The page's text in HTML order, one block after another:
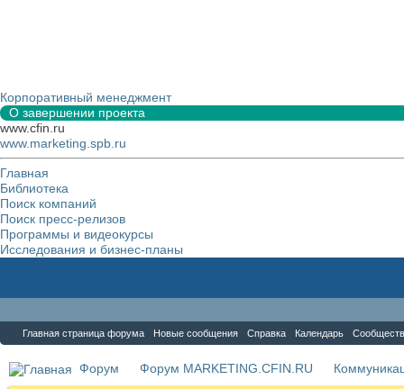
Корпоративный менеджмент
О завершении проекта
www.cfin.ru
www.marketing.spb.ru
Главная
Библиотека
Поиск компаний
Поиск пресс-релизов
Программы и видеокурсы
Исследования и бизнес-планы
Главная страница форума Новые сообщения Справка Календарь
Форум Форум MARKETING.CFIN.RU